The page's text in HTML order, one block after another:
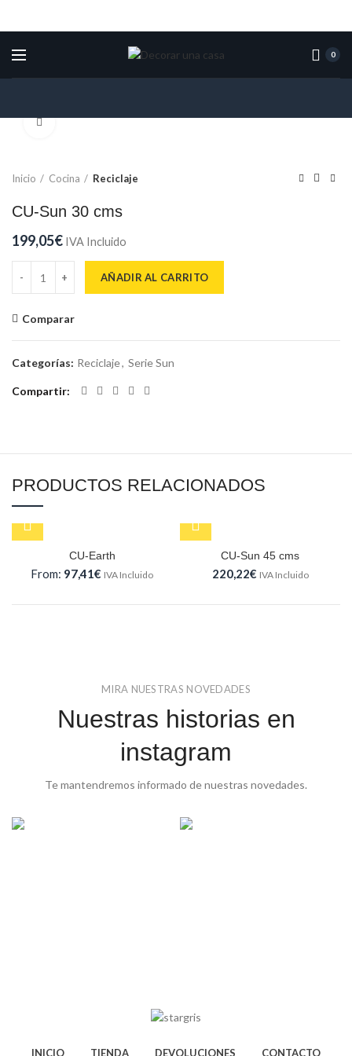
0
Inicio Cocina Reciclaje
CU-Sun 30 cms
199,05€ IVA Incluido
AÑADIR AL CARRITO
Comparar
Categorías: Reciclaje, Serie Sun
Compartir
PRODUCTOS RELACIONADOS
CU-Earth
From: 97,41€ IVA Incluido
CU-Sun 45 cms
220,22€ IVA Incluido
MIRA NUESTRAS NOVEDADES
Nuestras historias en
instagram
Te mantendremos informado de nuestras novedades.
INICIO TIENDA DEVOLUCIONES CONTACTO